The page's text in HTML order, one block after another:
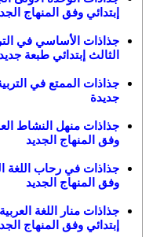
إبتدائي وفق المنهاج
جذاذات الأساسي في
الثالث إبتدائي طبعة
جذاذات الممتع في
جديدة
جذاذات منهل النشاط
وفق المنهاج الجديد
جذاذات في رحاب اللغة
وفق المنهاج الجديد
جذاذات منار اللغة
إبتدائي وفق المنهاج